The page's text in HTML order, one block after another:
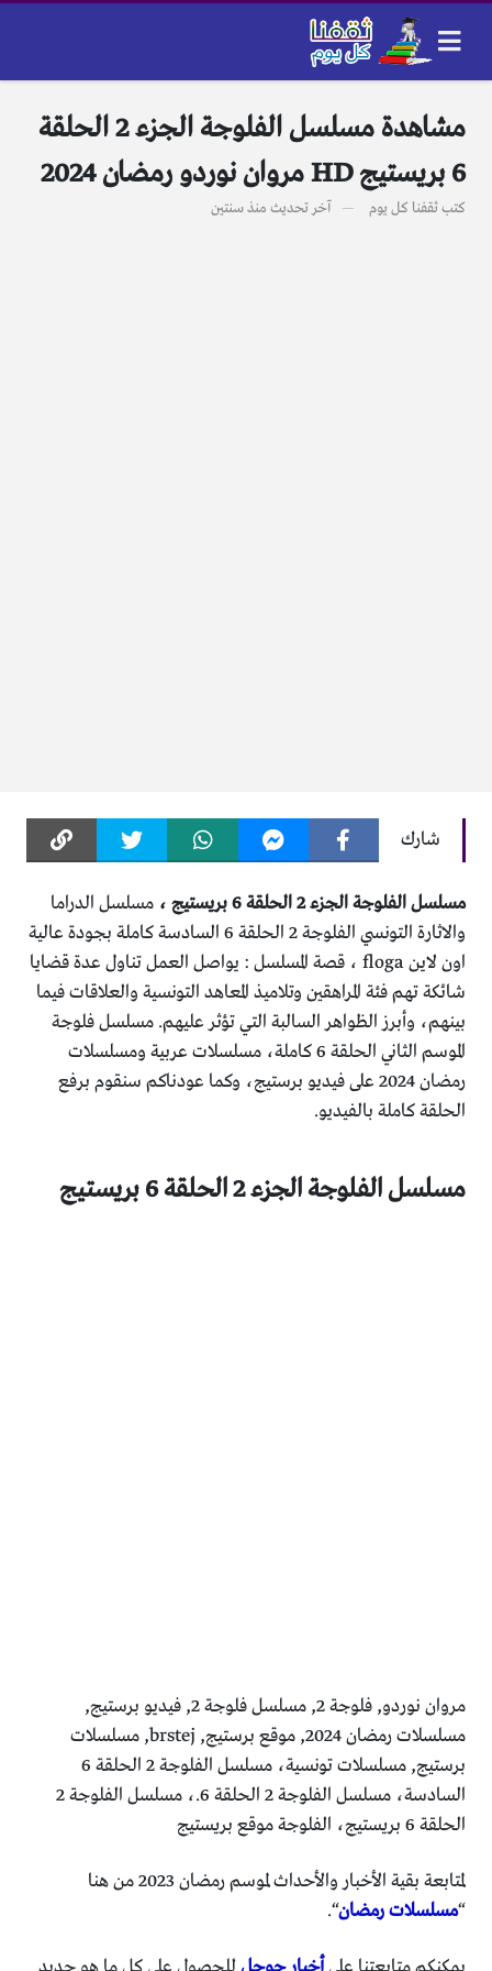
مشاهدة مسلسل الفلوجة الجزء 2 الحلقة
6 بريستيج HD مروان نوردو رمضان 2024
كتبثقفنا كل يوم آخر تحديث منذ سنتين
شارك
مسلسل الفلوجة الجزء 2 الحلقة 6 بريستيج ،
مسلسل الدراما
والاثارة التونسي الفلوجة 2 الحلقة 6 السادسة كاملة بجودة عالية
اون لاين floga ، قصة المسلسل : يواصل العمل تناول عدة قضايا
شائكة تهم فئة المراهقين وتلاميذ المعاهد التونسية والعلاقات فيما
بينهم، وأبرز الظواهر السالبة التي تؤثر عليهم. مسلسل فلوجة
الموسم الثاني الحلقة 6 كاملة، مسلسلات عربية ومسلسلات
رمضان 2024 على فيديو برستيج، وكما عودناكم سنقوم برفع
الحلقة كاملة بالفيديو.
مسلسل الفلوجة الجزء 2 الحلقة 6 بريستيج
مروان نوردو, فلوجة 2, مسلسل فلوجة 2, فيديو برستيج,
مسلسلات رمضان 2024, موقع برستيج, brstej, مسلسلات
برستيج, مسلسلات تونسية، مسلسل الفلوجة 2 الحلقة 6
السادسة، مسلسل الفلوجة 2 الحلقة 6.، مسلسل الفلوجة 2
الحلقة 6 بريستيج، الفلوجة موقع بريستيج
لمتابعة بقية الأخبار والأحداث لموسم رمضان 2023 من هنا
“مسلسلات رمضان“.